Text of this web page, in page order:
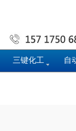
三键化工 自